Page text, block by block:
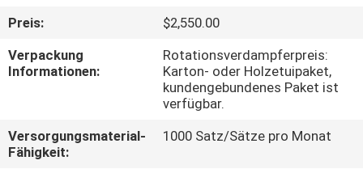
FABRIK-
AUSFLUG
QUALITÄTSKONTROLLE
TRETEN
Preis:
$2,550.00
Verpackung
Informationen:
Rotationsverdampferpreis:
Karton- oder Holzetuipaket,
kundengebundenes Paket ist
verfügbar.
Versorgungsmaterial-
Fähigkeit:
1000 Satz/Sätze pro Monat